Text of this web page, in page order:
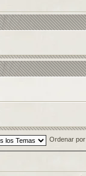
Ordenar por